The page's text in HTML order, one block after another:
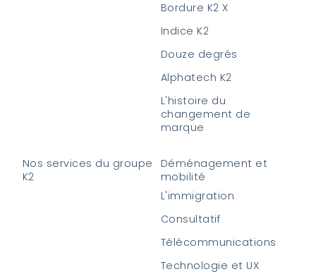
Bordure K2 X
Indice K2
Douze degrés
Alphatech K2
L'histoire du
changement de
marque
Nos services du groupe
K2
Déménagement et
mobilité
L'immigration
Consultatif
Télécommunications
Technologie et UX